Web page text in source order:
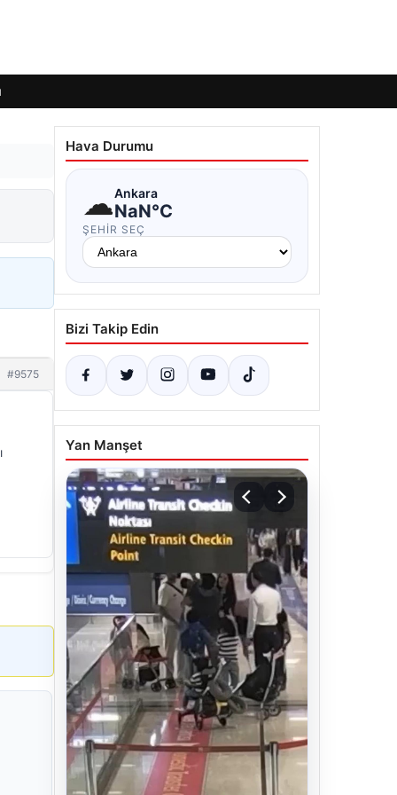
#9575
Hava Durumu
☁Ankara
NaN°C
ŞEHIR SEÇ
Bizi Takip Edin
Yan Manşet